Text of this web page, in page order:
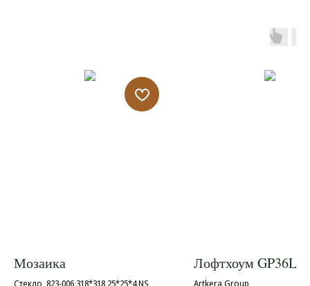
Мозаика
Стекло, 823-006 318*318 25*25*4 NS
Лофтхоум
Artkera Group